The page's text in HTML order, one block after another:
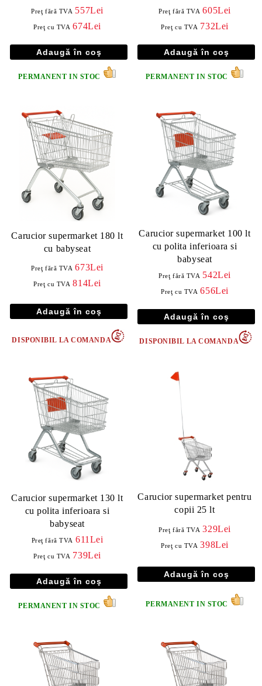
Preţ fără TVA 557Lei
Preţ cu TVA 674Lei
PERMANENT IN STOC
Preţ fără TVA 605Lei
Preţ cu TVA 732Lei
PERMANENT IN STOC
Carucior supermarket 180 lt
cu babyseat
Preţ fără TVA 673Lei
Preţ cu TVA 814Lei
DISPONIBIL LA COMANDA
Carucior supermarket 100 lt
cu polita inferioara si
babyseat
Preţ fără TVA 542Lei
Preţ cu TVA 656Lei
DISPONIBIL LA COMANDA
Carucior supermarket 130 lt
cu polita inferioara si
babyseat
Preţ fără TVA 611Lei
Preţ cu TVA 739Lei
PERMANENT IN STOC
Carucior supermarket pentru
copii 25 lt
Preţ fără TVA 329Lei
Preţ cu TVA 398Lei
PERMANENT IN STOC